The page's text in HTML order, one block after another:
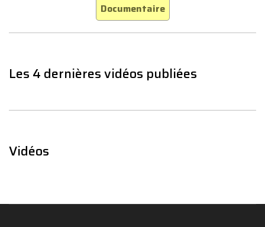
Documentaire
Les 4 dernières vidéos publiées
Vidéos